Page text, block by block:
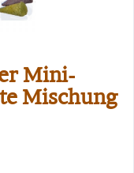
Mini-
Mischung